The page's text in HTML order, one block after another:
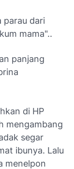
parau dari
mama"..
panjang
di HP
mengambang
segar
ibunya. Lalu
menelpon